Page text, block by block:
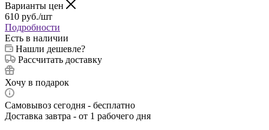
Варианты цен
610 руб./шт
Подробности
Есть в наличии
Нашли дешевле?
Рассчитать доставку
Хочу в подарок
Самовывоз сегодня - бесплатно
Доставка завтра - от 1 рабочего дня